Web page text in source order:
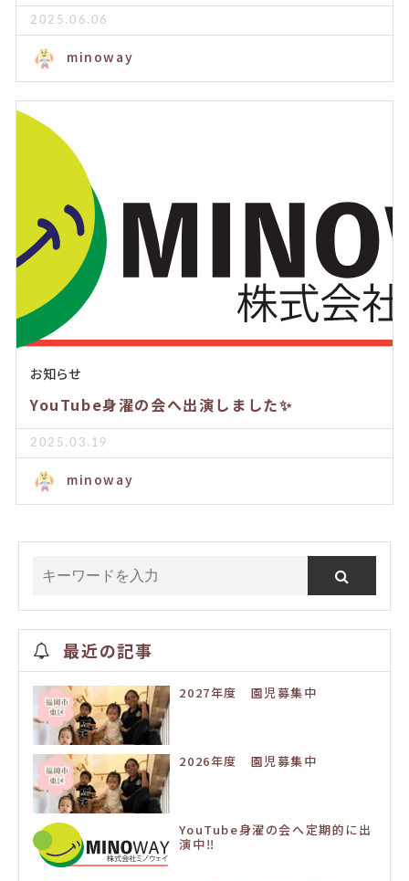
2025.06.06
minoway
お知らせ
YouTube身濯の会へ出演しました✨
2025.03.19
minoway
最近の記事
2027年度 園児募集中
2026年度 園児募集中
YouTube身濯の会へ定期的に出
演中‼️